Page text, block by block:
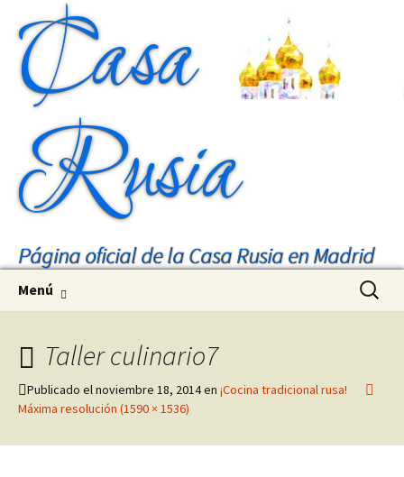
Casa
Rusia
Página oficial de la Casa Rusia en Madrid
Menú Buscar:
Taller culinario7
Publicado elnoviembre 18, 2014en ¡Cocina tradicional rusa!
Máxima resolución (1590 × 1536)